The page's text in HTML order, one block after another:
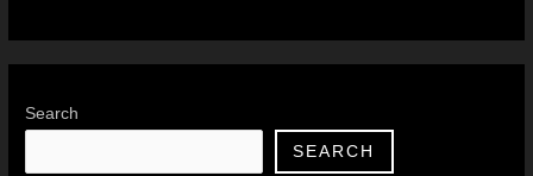
Search
SEARCH